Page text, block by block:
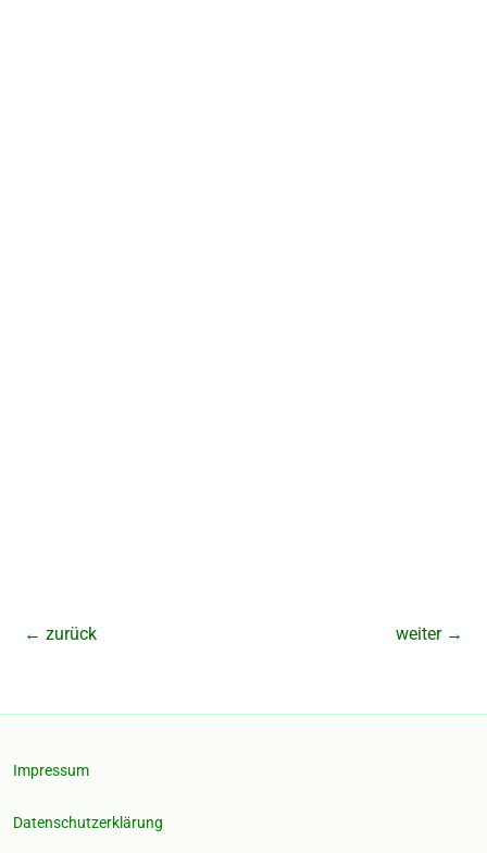
← zurück weiter →
Impressum
Datenschutzerklärung